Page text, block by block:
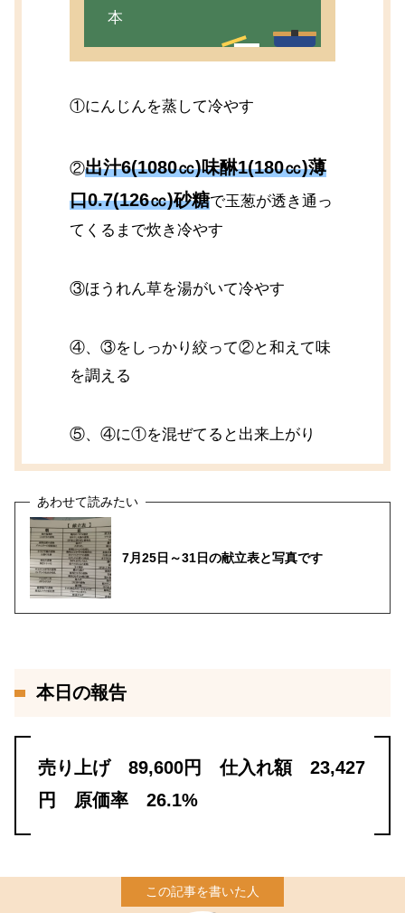
本
①にんじんを蒸して冷やす
②出汁6(1080㏄)味醂1(180㏄)薄
口0.7(126㏄)砂糖で玉葱が透き通っ
てくるまで炊き冷やす
③ほうれん草を湯がいて冷やす
④、③をしっかり絞って②と和えて味
を調える
⑤、④に①を混ぜてると出来上がり
7月25日～31日の献立表と写真です
本日の報告
売り上げ 89,600円 仕入れ額 23,427
円 原価率 26.1%